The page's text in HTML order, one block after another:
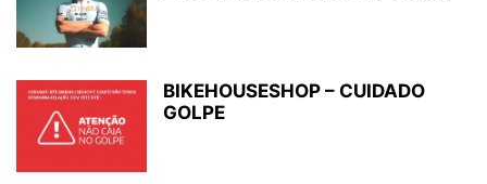
BIKEHOUSESHOP – CUIDADO
GOLPE